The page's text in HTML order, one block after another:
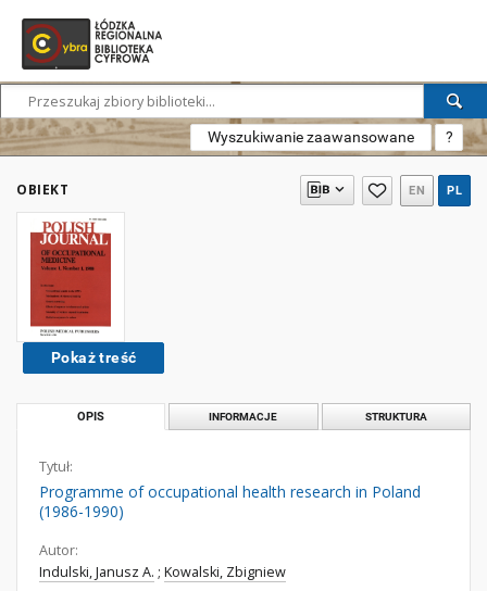
Wyszukiwanie zaawansowane ?
OBIEKT EN PL
Pokaż treść
OPIS INFORMACJE STRUKTURA
Tytuł:
Programme of occupational health research in Poland
(1986-1990)
Autor:
Indulski, Janusz A. ; Kowalski, Zbigniew